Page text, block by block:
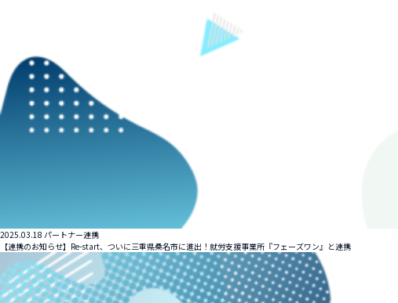
2025.03.18 パートナー連携
【連携のお知らせ】Re-start、ついに三重県桑名市に進出！就労支援事業所『フェーズワン』と連携